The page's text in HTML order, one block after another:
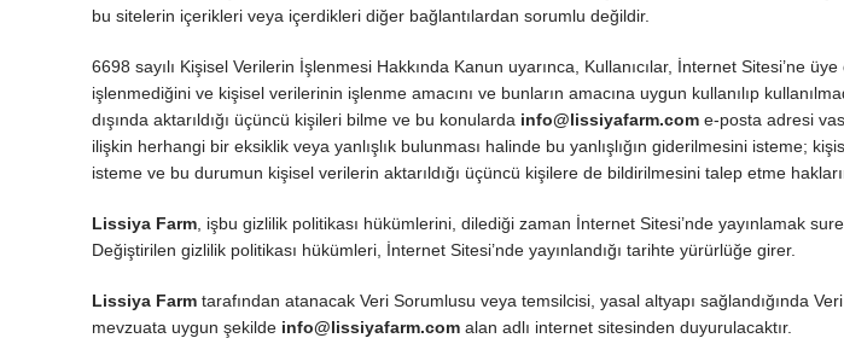
bu sitelerin içerikleri veya içerdikleri diğer bağlantılardan sorumlu değildir.
6698 sayılı Kişisel Verilerin İşlenmesi Hakkında Kanun uyarınca, Kullanıcılar, İnternet Sitesi’ne
işlenmediğini ve kişisel verilerinin işlenme amacını ve bunların amacına uygun kullanılıp
dışında aktarıldığı üçüncü kişileri bilme ve bu konularda info@lissiyafarm.com e-posta adresi
ilişkin herhangi bir eksiklik veya yanlışlık bulunması halinde bu yanlışlığın giderilmesini isteme;
isteme ve bu durumun kişisel verilerin aktarıldığı üçüncü kişilere de bildirilmesini talep etme
Lissiya Farm , işbu gizlilik politikası hükümlerini, dilediği zaman İnternet Sitesi’nde yayınlamak
Değiştirilen gizlilik politikası hükümleri, İnternet Sitesi’nde yayınlandığı tarihte yürürlüğe girer.
Lissiya Farm tarafından atanacak Veri Sorumlusu veya temsilcisi, yasal altyapı sağlandığında
mevzuata uygun şekilde info@lissiyafarm.com alan adlı internet sitesinden duyurulacaktır.